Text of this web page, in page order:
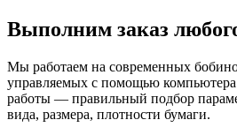
Выполним заказ
Мы работаем на современных
управляемых с помощью
работы — правильный подбор
вида, размера, плотности бумаги.